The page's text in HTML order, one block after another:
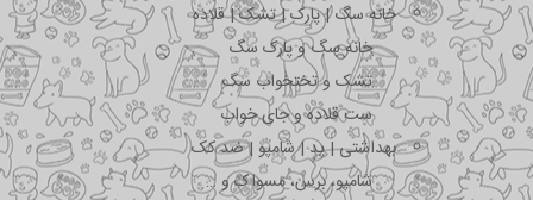
خانه سگ | پارک | تشک | قلاده
خانه سگ و پارک سگ
تشک و تختخواب سگ
ست قلاده و جای خواب
بهداشتی | پد | شامپو | ضد کک
شامپو، برس، مسواک و …